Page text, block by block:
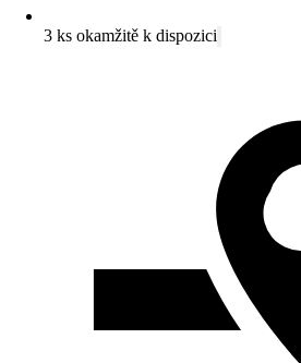
3 ks okamžitě k dispozici